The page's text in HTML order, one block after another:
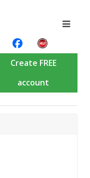
Create FREE
account